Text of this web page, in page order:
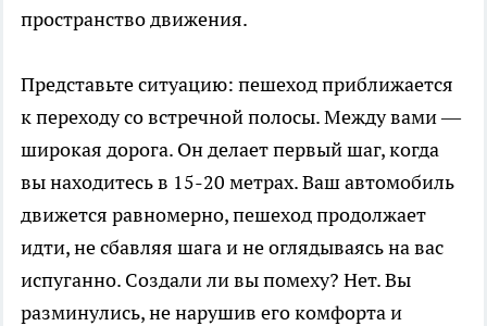
пространство движения.
Представьте ситуацию: пешеход приближается
к переходу со встречной полосы. Между вами —
широкая дорога. Он делает первый шаг, когда
вы находитесь в 15-20 метрах. Ваш автомобиль
движется равномерно, пешеход продолжает
идти, не сбавляя шага и не оглядываясь на вас
испуганно. Создали ли вы помеху? Нет. Вы
разминулись, не нарушив его комфорта и